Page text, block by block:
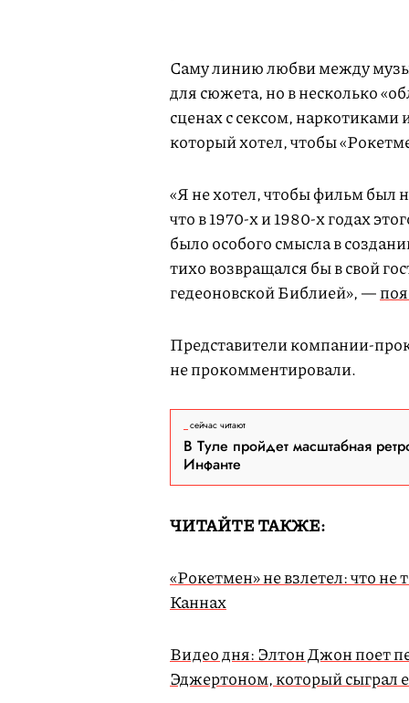
Саму линию любви между
для сюжета, но в несколько
сценах с сексом,
который хотел, чтобы
«Я не хотел, чтобы фильм был
что в 1970-х и 1980-х годах
было особого смысла в
тихо возвращался бы в свой
гедеоновской Библией», —
Представители компании-
не прокомментировали.
сейчас читают
В Туле пройдет масштабная
Инфанте
ЧИТАЙТЕ ТАКЖЕ:
«Рокетмен» не взлетел: что
Каннах
Видео дня: Элтон Джон поет
Эджертоном, который сыграл